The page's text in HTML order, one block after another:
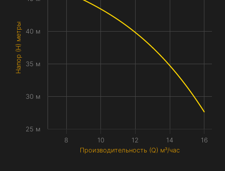
Производительность (Q) м³/час
Напор (H) метры
8 10 12 14 16
25 м
30 м
35 м
40 м